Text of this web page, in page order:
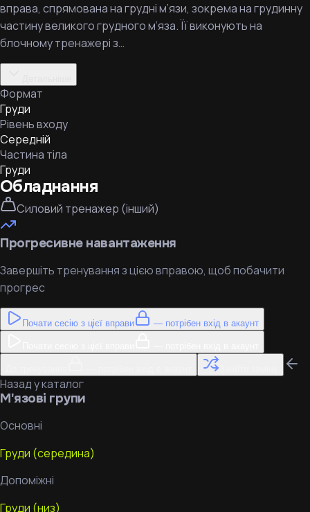
вправа, спрямована на грудні м’язи, зокрема на грудинну
частину великого грудного м’яза. Її виконують на
блочному тренажері з…
Формат
Груди
Рівень входу
Середній
Частина тіла
Груди
Обладнання
Силовий тренажер (інший)
Прогресивне навантаження
Завершіть тренування з цією вправою, щоб побачити
прогрес
Почати сесію з цієї вправи — потрібен вхід в акаунт
Назад у каталог
М'язові групи
Основні
Груди (середина)
Допоміжні
Груди (низ)